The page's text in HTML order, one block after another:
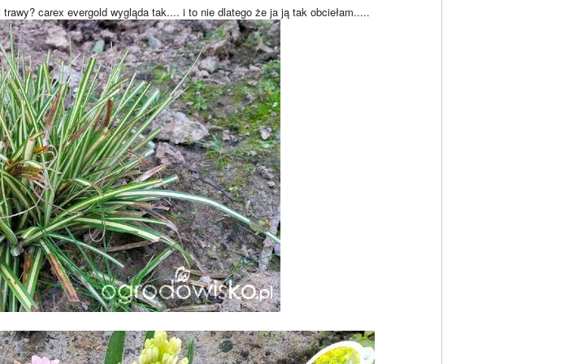
carex evergold wygląda tak.... i to nie dlatego że ja ją tak obciełam.....